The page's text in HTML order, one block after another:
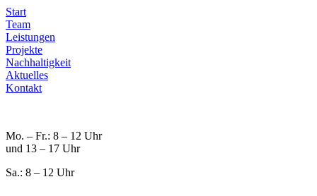
Start
Team
Leistungen
Projekte
Nachhaltigkeit
Aktuelles
Kontakt
Mo. – Fr.: 8 – 12 Uhr
und 13 – 17 Uhr
Sa.: 8 – 12 Uhr